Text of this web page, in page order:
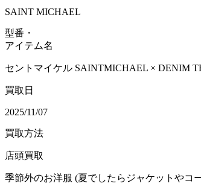
SAINT MICHAEL
型番・
アイテム名
セントマイケル SAINTMICHAEL × DENIM
買取日
2025/11/07
買取方法
店頭買取
季節外のお洋服 (夏でしたらジャケットやコ